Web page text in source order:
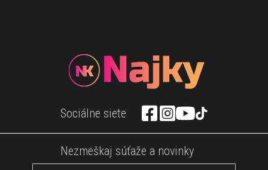
Wau wau wau! Neuveriteľné kúsky ľudí
Úžasné fotografie so zvieratami, ktoré boli vyfotene v správny čas
17 GOOGLE MAPS FOTIEK, KTORÝM NEBUDEŠ VERIŤ
závidieť asi každý :)
Jar prichádza a s ňou aj kemping v prírode. Pozri sa, čo si môžeš
Sociálne siete
Nezmeškaj súťaže a novinky